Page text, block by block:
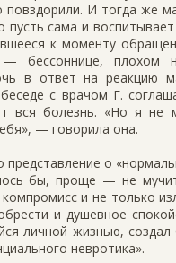
И тогда же
сама и
к моменту
плохом
в ответ на реакцию
с врачом Г.
вся болезнь. «Но я не
— говорила она.
представление о
бы, проще — не
и не только
и душевное
личной жизнью, создал
невротика».